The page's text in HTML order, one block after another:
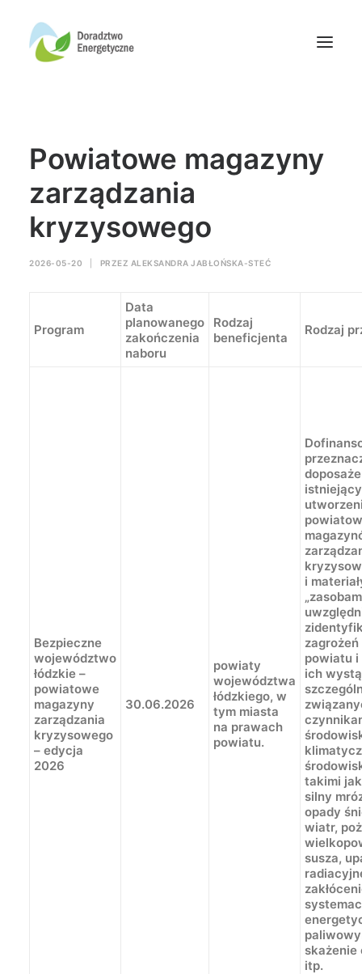
Aktualności
Oferta finansowania
Wiedza
Media
Powiatowe magazyny
zarządzania
kryzysowego
2026-05-20 PRZEZ ALEKSANDRA JABŁOŃSKA-STEĆ
Program
Data
planowanego
zakończenia
naboru
Rodzaj
beneficjenta
Rodzaj
Bezpieczne
województwo
łódzkie –
powiatowe
magazyny
zarządzania
kryzysowego
– edycja
2026
30.06.2026
powiaty
województwa
łódzkiego, w
tym miasta
na prawach
powiatu.
i
powiatu
ich
takimi
silny
opady
wiatr,
susza,
skażenie
itp.